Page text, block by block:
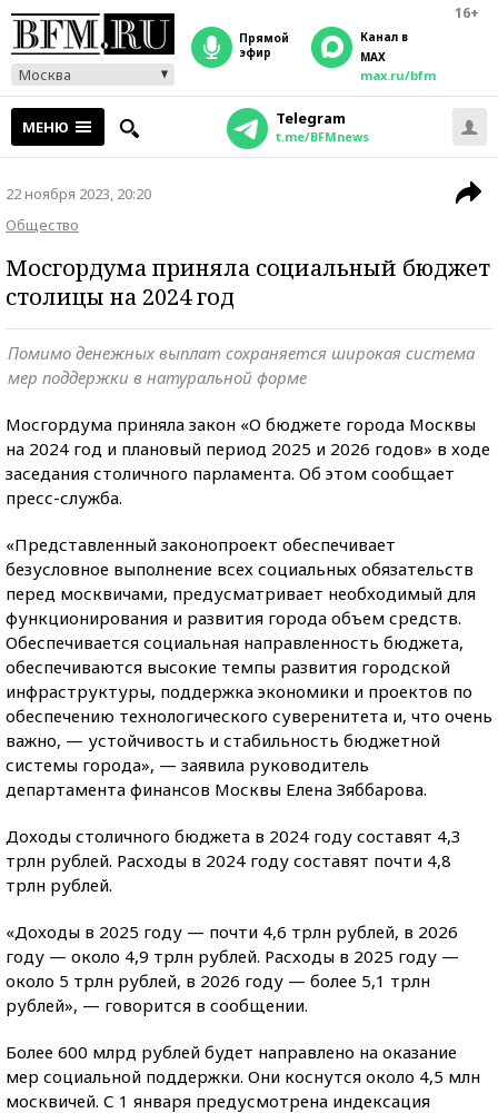
16+
Москва
прямой
эфир
Канал в
MAX
max.ru/bfm
МЕНЮ Telegram
t.me/BFMnews
22 ноября 2023, 20:20
Общество
Мосгордума приняла социальный бюджет
столицы на 2024 год
Помимо денежных выплат сохраняется широкая система
мер поддержки в натуральной форме
Мосгордума приняла закон «О бюджете города Москвы
на 2024 год и плановый период 2025 и 2026 годов» в ходе
заседания столичного парламента. Об этом сообщает
пресс-служба.
«Представленный законопроект обеспечивает
безусловное выполнение всех социальных обязательств
перед москвичами, предусматривает необходимый для
функционирования и развития города объем средств.
Обеспечивается социальная направленность бюджета,
обеспечиваются высокие темпы развития городской
инфраструктуры, поддержка экономики и проектов по
обеспечению технологического суверенитета и, что очень
важно, — устойчивость и стабильность бюджетной
системы города», — заявила руководитель
департамента финансов Москвы Елена Зяббарова.
Доходы столичного бюджета в 2024 году составят 4,3
трлн рублей. Расходы в 2024 году составят почти 4,8
трлн рублей.
«Доходы в 2025 году — почти 4,6 трлн рублей, в 2026
году — около 4,9 трлн рублей. Расходы в 2025 году —
около 5 трлн рублей, в 2026 году — более 5,1 трлн
рублей», — говорится в сообщении.
Более 600 млрд рублей будет направлено на оказание
мер социальной поддержки. Они коснутся около 4,5 млн
москвичей. С 1 января предусмотрена индексация